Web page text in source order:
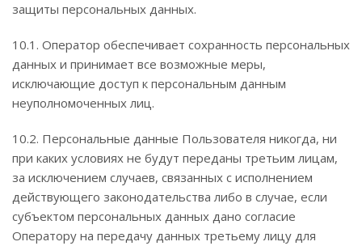
защиты персональных данных.
10.1. Оператор обеспечивает сохранность персональных
данных и принимает все возможные меры,
исключающие доступ к персональным данным
неуполномоченных лиц.
10.2. Персональные данные Пользователя никогда, ни
при каких условиях не будут переданы третьим лицам,
за исключением случаев, связанных с исполнением
действующего законодательства либо в случае, если
субъектом персональных данных дано согласие
Оператору на передачу данных третьему лицу для